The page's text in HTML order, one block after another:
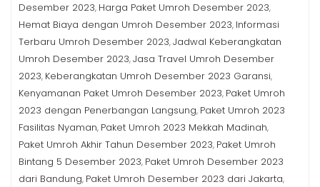
Desember 2023, Harga Paket Umroh Desember 2023,
Hemat Biaya dengan Umroh Desember 2023, Informasi
Terbaru Umroh Desember 2023,Jadwal Keberangkatan
Umroh Desember 2023,Jasa Travel Umroh Desember
2023, Keberangkatan Umroh Desember 2023 Garansi,
Kenyamanan Paket Umroh Desember 2023, Paket Umroh
2023 dengan Penerbangan Langsung, Paket Umroh 2023
Fasilitas Nyaman, Paket Umroh 2023 Mekkah Madinah,
Paket Umroh Akhir Tahun Desember 2023, Paket Umroh
Bintang 5 Desember 2023, Paket Umroh Desember 2023
dari Bandung, Paket Umroh Desember 2023 dari Jakarta,